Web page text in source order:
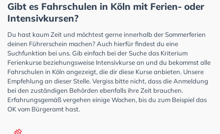
Gibt es Fahrschulen in Köln mit Ferien- oder
Intensivkursen?
Du hast kaum Zeit und möchtest gerne innerhalb der Sommerferien
deinen Führerschein machen? Auch hierfür findest du eine
Suchfunktion bei uns. Gib einfach bei der Suche das Kriterium
Ferienkurse beziehungsweise Intensivkurse an und du bekommst alle
Fahrschulen in Köln angezeigt, die dir diese Kurse anbieten. Unsere
Empfehlung an dieser Stelle. Vergiss bitte nicht, dass die Anmeldung
bei den zuständigen Behörden ebenfalls ihre Zeit brauchen.
Erfahrungsgemäß vergehen einige Wochen, bis du zum Beispiel das
OK vom Bürgeramt hast.